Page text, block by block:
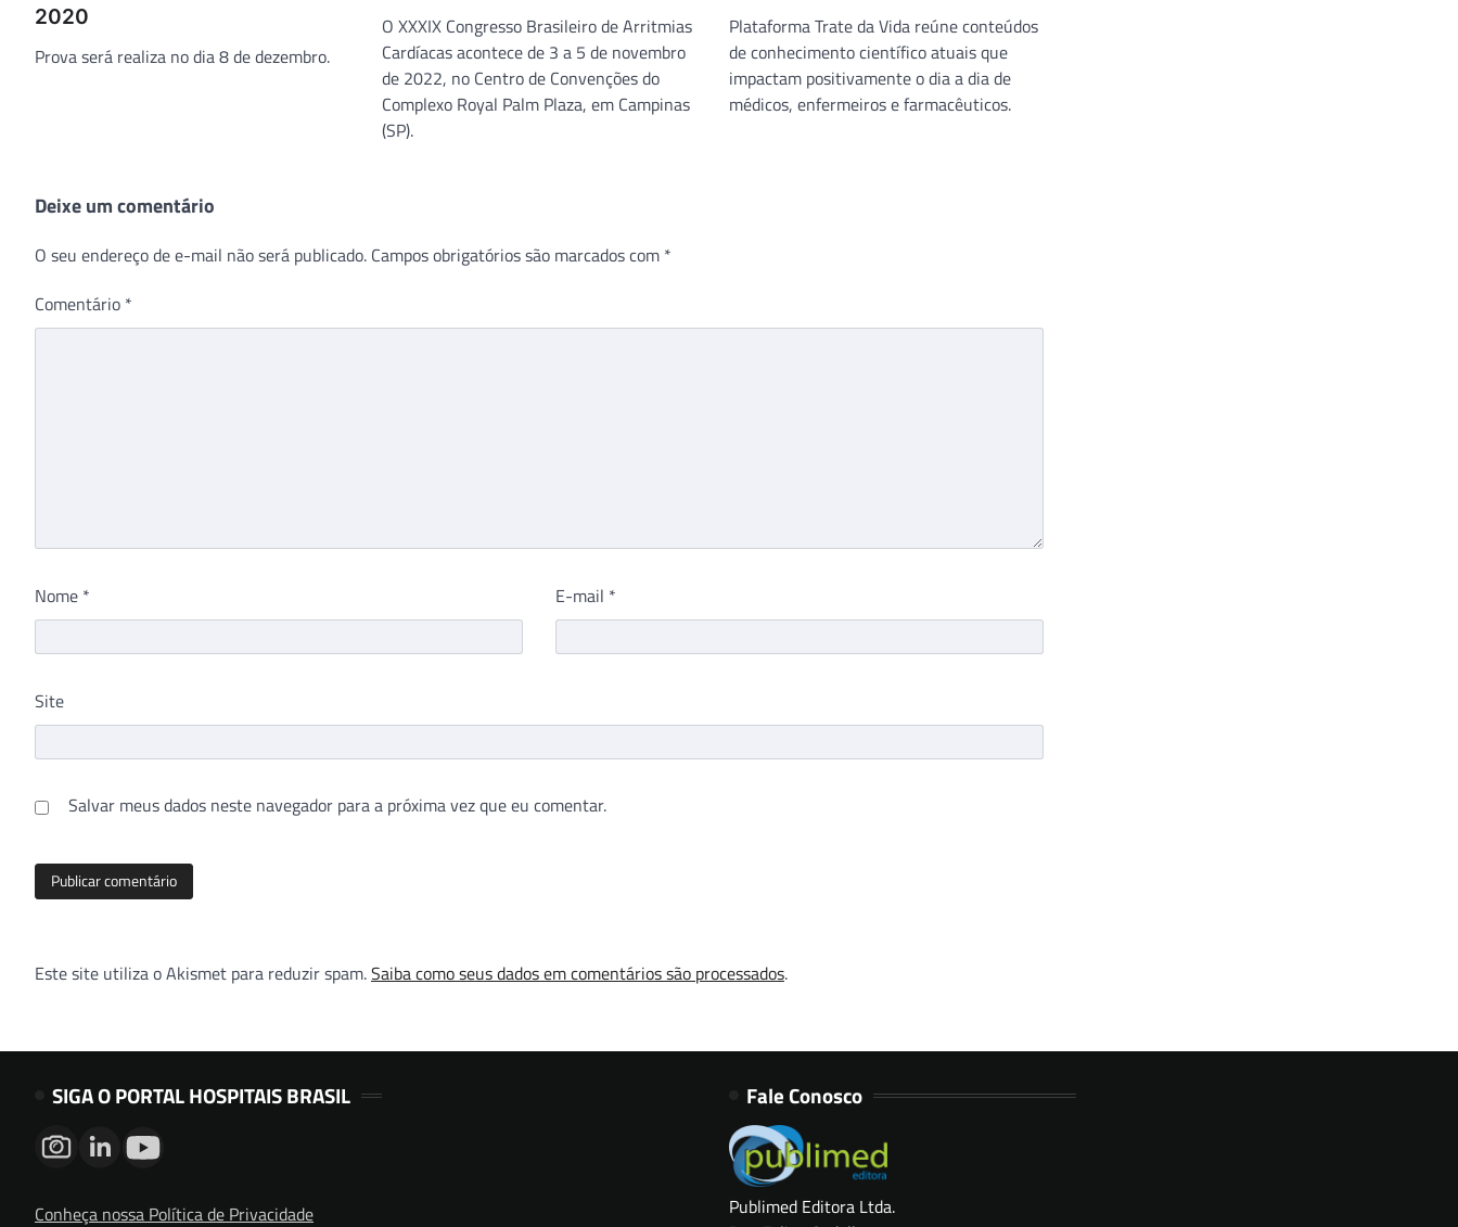
2020
Prova será realiza no dia 8 de dezembro.
O XXXIX Congresso Brasileiro de Arritmias
Cardíacas acontece de 3 a 5 de novembro
de 2022, no Centro de Convenções do
Complexo Royal Palm Plaza, em Campinas
(SP).
Plataforma Trate da Vida reúne conteúdos
de conhecimento científico atuais que
impactam positivamente o dia a dia de
médicos, enfermeiros e farmacêuticos.
Deixe um comentário
O seu endereço de e-mail não será publicado. Campos obrigatórios são marcados com *
Comentário *
Nome * E-mail *
Site
Salvar meus dados neste navegador para a próxima vez que eu comentar.
Este site utiliza o Akismet para reduzir spam.Saiba como seus dados em comentários são processados.
SIGA O PORTAL HOSPITAIS BRASIL
Conheça nossa Política de Privacidade
Fale Conosco
Publimed Editora Ltda.